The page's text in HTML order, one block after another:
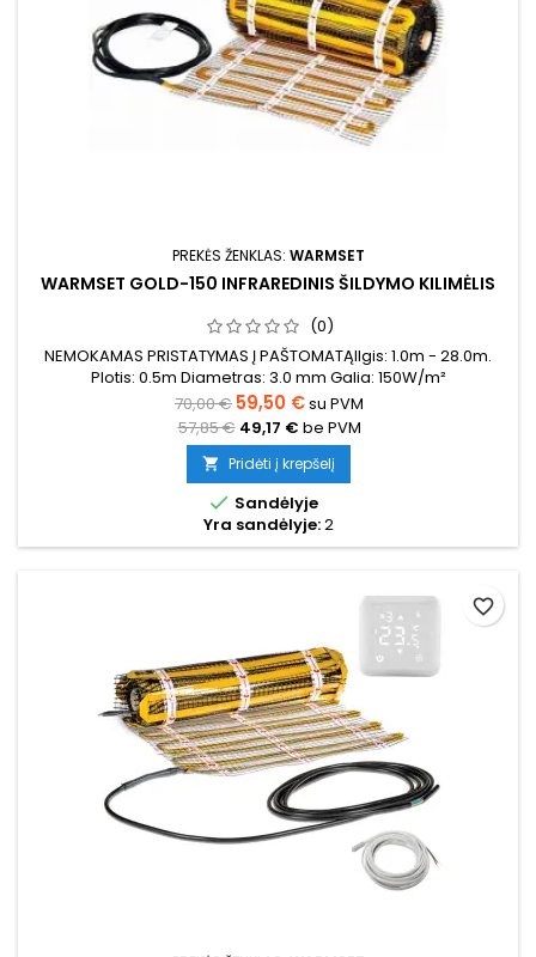
PREKĖS ŽENKLAS: WARMSET
WARMSET GOLD-150 INFRAREDINIS ŠILDYMO KILIMĖLIS
(0)
NEMOKAMAS PRISTATYMAS Į PAŠTOMATĄIlgis: 1.0m - 28.0m.
Plotis: 0.5m Diametras: 3.0 mm Galia: 150W/m²
70,00 € 59,50 €su PVM
57,85 € 49,17 € be PVM
 Pridėti į krepšelį
 Sandėlyje
Yra sandėlyje:2
favorite_border